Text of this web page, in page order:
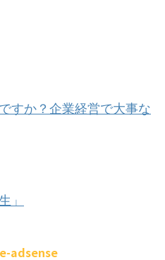
すか？企業経営で大事な
」
adsense